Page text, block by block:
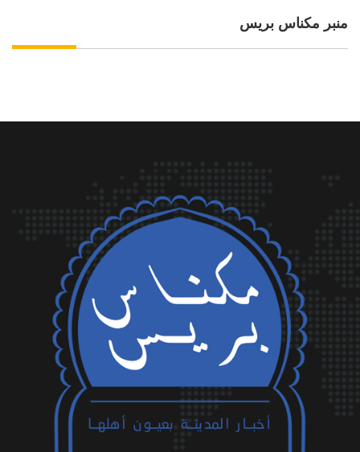
منبر مكناس بريس